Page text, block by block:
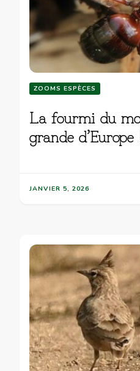
ZOOMS ESPÈCES
La fourmi du
grande d’Europe
JANVIER 5, 2026